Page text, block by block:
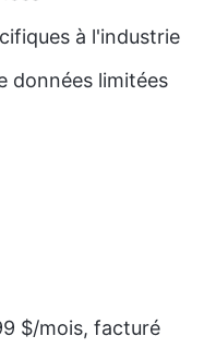
à l'industrie
données limitées
$/mois, facturé